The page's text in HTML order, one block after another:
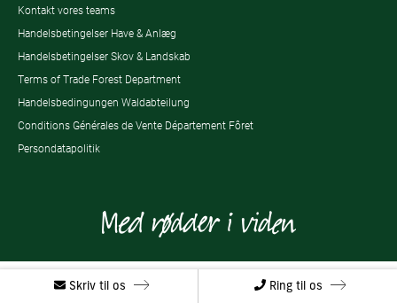
Kontakt vores teams
Handelsbetingelser Have & Anlæg
Handelsbetingelser Skov & Landskab
Terms of Trade Forest Department
Handelsbedingungen Waldabteilung
Conditions Générales de Vente Département Fôret
Persondatapolitik
Skriv til os Ring til os